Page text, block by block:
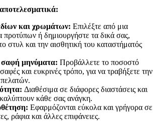
και χρωμάτων: Επιλέξτε από μια
προτύπων ή δημιουργήστε τα δικά σας,
στυλ και την αισθητική του καταστήματός
σαφή μηνύματα: Προβάλλετε το ποσοστό
και ευκρινές τρόπο, για να τραβήξετε την
Διαθέσιμα σε διάφορες διαστάσεις και
κάθε σας ανάγκη.
Εφαρμόζονται εύκολα και γρήγορα σε
ράφια και άλλες επιφάνειες.